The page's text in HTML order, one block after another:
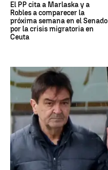
El PP cita a Marlaska y a
Robles a comparecer la
próxima semana en el Senado
por la crisis migratoria en
Ceuta